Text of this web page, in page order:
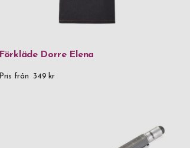
Förkläde Dorre Elena
Pris från 349 kr